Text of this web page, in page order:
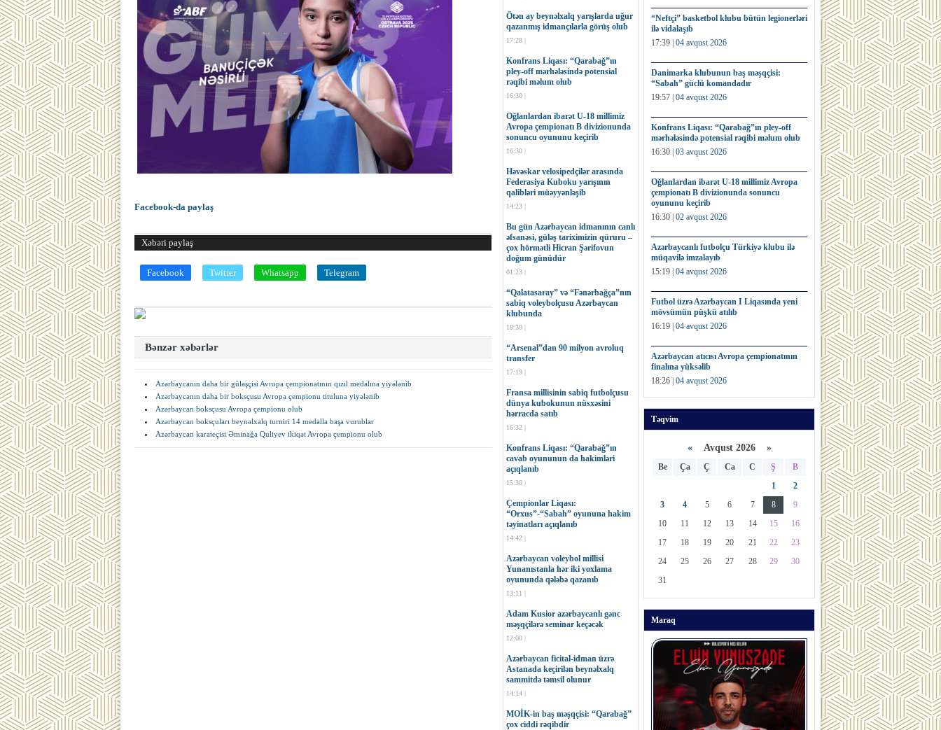
Ötən ay beynəlxalq yarışlarda uğur
qazanmış idmançılarla görüş olub
17:28 |
Konfrans Liqası: “Qarabağ”ın
pley-off mərhələsində potensial
rəqibi məlum olub
16:30 |
Oğlanlardan ibarət U-18 millimiz
Avropa çempionatı B divizionunda
sonuncu oyununu keçirib
16:30 |
Həvəskar velosipedçilər arasında
Federasiya Kuboku yarışının
qalibləri müəyyənləşib
14:23 |
Bu gün Azərbaycan idmanının canlı
əfsanəsi, güləş tariximizin qüruru –
çox hörmətli Hicran Şərifovun
doğum günüdür
01:23 |
“Qalatasaray” və “Fənərbağça”nın
sabiq voleybolçusu Azərbaycan
klubunda
18:30 |
“Arsenal”dan 90 milyon avroluq
transfer
17:19 |
Fransa millisinin sabiq futbolçusu
dünya kubokunun nüsxəsini
hərracda satıb
16:32 |
Konfrans Liqası: “Qarabağ”ın
cavab oyununun da hakimləri
açıqlanıb
15:30 |
Çempionlar Liqası:
“Orxus”-“Sabah” oyununa hakim
təyinatları açıqlanıb
14:42 |
Azərbaycan voleybol millisi
Yunanıstanla hər iki yoxlama
oyununda qələbə qazanıb
13:11 |
Adam Kusior azərbaycanlı gənc
məşqçilərə seminar keçəcək
12:00 |
Azərbaycan ficital-idman üzrə
Astanada keçirilən beynəlxalq
sammitdə təmsil olunur
14:14 |
MOİK-in baş məşqçisi: “Qarabağ”
çox ciddi rəqibdir
“Neftçi” basketbol klubu bütün legionerləri
ilə vidalaşıb
17:39 | 04 avqust 2026
Danimarka klubunun baş məşqçisi:
“Sabah” güclü komandadır
19:57 | 04 avqust 2026
Konfrans Liqası: “Qarabağ”ın pley-off
mərhələsində potensial rəqibi məlum olub
16:30 | 03 avqust 2026
Oğlanlardan ibarət U-18 millimiz Avropa
çempionatı B divizionunda sonuncu
oyununu keçirib
16:30 | 02 avqust 2026
Azərbaycanlı futbolçu Türkiyə klubu ilə
müqavilə imzalayıb
15:19 | 04 avqust 2026
Futbol üzrə Azərbaycan I Liqasında yeni
mövsümün püşkü atılıb
16:19 | 04 avqust 2026
Azərbaycan atıcısı Avropa çempionatının
finalına yüksəlib
18:26 | 04 avqust 2026
Təqvim
«Avqust 2026 »
Be Ça Ç Ca C Ş
B
1
2
3
4 5 6 7 8
9
10
11 12 13 14 15
16
17
18 19 20 21 22
23
24
25 26 27 28 29
30
31
Maraq
Facebook-da paylaş
Xəbəri paylaş
Facebook Twitter Whatsapp Telegram
Bənzər xəbərlər
Azərbaycanın daha bir güləşçisi Avropa çempionatının qızıl medalına yiyələnib
Azərbaycanın daha bir boksçusu Avropa çempionu tituluna yiyələnib
Azərbaycan boksçusu Avropa çempionu olub
Azərbaycan boksçuları beynəlxalq turniri 14 medalla başa vurublar
Azərbaycan karateçisi Əminağa Quliyev ikiqat Avropa çempionu olub